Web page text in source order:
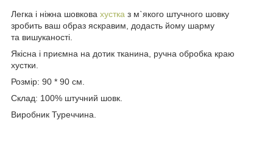
Легка і ніжна шовкова хустка з м`якого штучного шовку
зробить ваш образ яскравим, додасть йому шарму
та вишуканості.
Якісна і приємна на дотик тканина, ручна обробка краю
хустки.
Розмір: 90 * 90 см.
Склад: 100% штучний шовк.
Виробник Туреччина.